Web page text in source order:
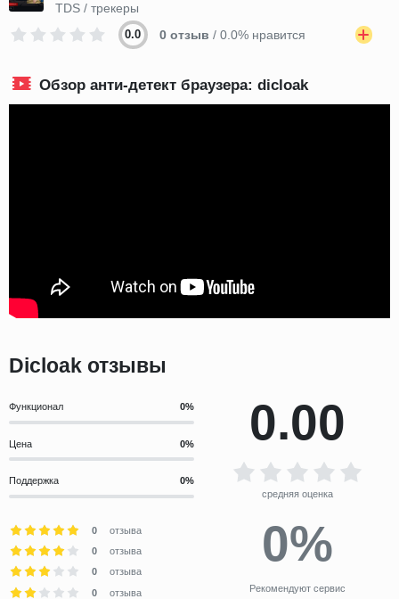
TDS / трекеры
0.0 0 отзыв / 0.0% нравится
Обзор анти-детект браузера: dicloak
Dicloak отзывы
Функционал
Цена
Поддержка
0.00
средняя оценка
0
отзыва
0
отзыва
0
отзыва
0
отзыва
0%
Рекомендуют сервис